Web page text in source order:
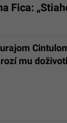
Fica:
mu